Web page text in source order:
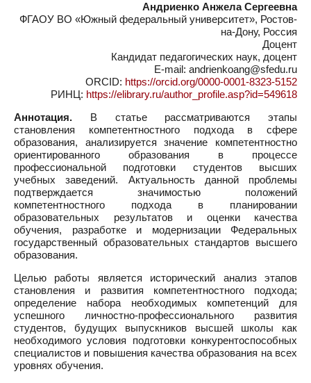
Андриенко Анжела Сергеевна
ФГАОУ ВО «Южный федеральный университет», Ростов-
на-Дону, Россия
Доцент
Кандидат педагогических наук, доцент
E-mail: andrienkoang@sfedu.ru
ORCID: https://orcid.org/0000-0001-8323-5152
РИНЦ: https://elibrary.ru/author_profile.asp?id=549618
Аннотация. В статье рассматриваются этапы
становления компетентностного подхода в сфере
образования, анализируется значение компетентностно
ориентированного образования в процессе
профессиональной подготовки студентов высших
учебных заведений. Актуальность данной проблемы
подтверждается значимостью положений
компетентностного подхода в планировании
образовательных результатов и оценки качества
обучения, разработке и модернизации Федеральных
государственный образовательных стандартов высшего
образования.
Целью работы является исторический анализ этапов
становления и развития компетентностного подхода;
определение набора необходимых компетенций для
успешного личностно-профессионального развития
студентов, будущих выпускников высшей школы как
необходимого условия подготовки конкурентоспособных
специалистов и повышения качества образования на всех
уровнях обучения.